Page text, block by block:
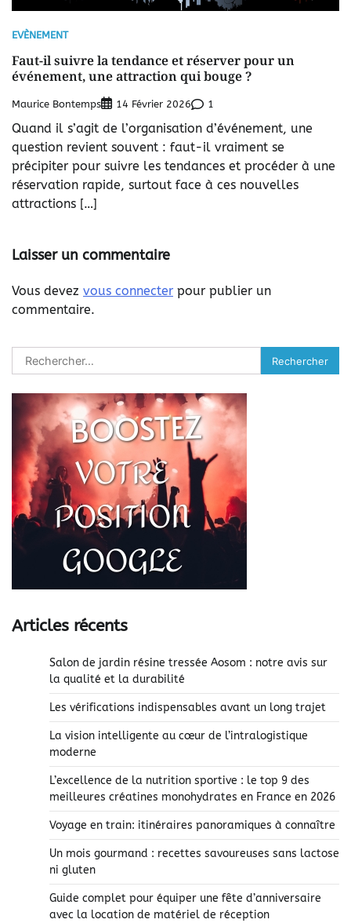
EVÈNEMENT
Faut-il suivre la tendance et réserver pour un
événement, une attraction qui bouge ?
Maurice Bontemps 14 Février 2026 1
Quand il s’agit de l’organisation d’événement, une
question revient souvent : faut-il vraiment se
précipiter pour suivre les tendances et procéder à une
réservation rapide, surtout face à ces nouvelles
attractions […]
Laisser un commentaire
Vous devez vous connecter pour publier un
commentaire.
Rechercher :
Articles récents
Salon de jardin résine tressée Aosom : notre avis sur
la qualité et la durabilité
Les vérifications indispensables avant un long trajet
La vision intelligente au cœur de l’intralogistique
moderne
L’excellence de la nutrition sportive : le top 9 des
meilleures créatines monohydrates en France en 2026
Voyage en train: itinéraires panoramiques à connaître
Un mois gourmand : recettes savoureuses sans lactose
ni gluten
Guide complet pour équiper une fête d’anniversaire
avec la location de matériel de réception